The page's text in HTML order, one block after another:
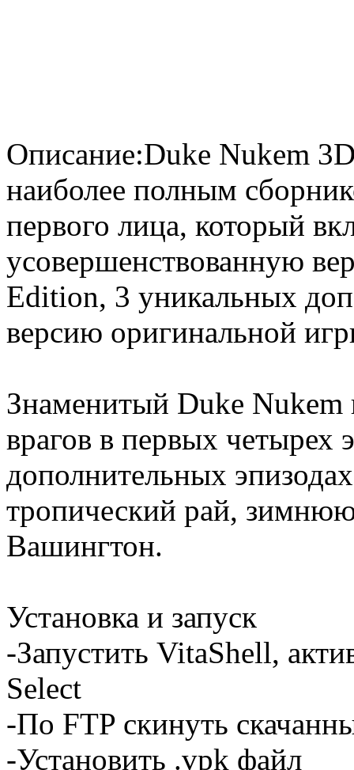
Описание:Duke Nukem
наиболее полным
первого лица, который
усовершенствованную
Edition, 3 уникальных
версию оригинальной
Знаменитый Duke Nukem
врагов в первых
дополнительных
тропический рай,
Вашингтон.
Установка и запуск
-Запустить VitaShell,
Select
-По FTP скинуть
-Установить .vpk файл